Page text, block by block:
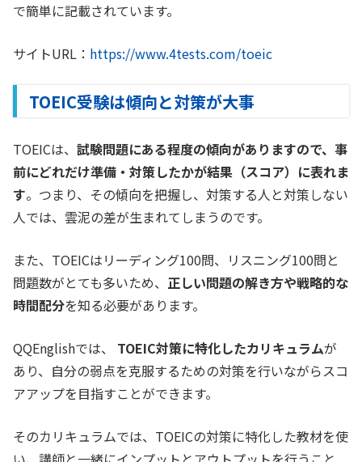
で簡単に記載されています。
サイトURL： https://www.4tests.com/toeic
TOEIC受験は傾向と対策が大事
TOEICは、 試験問題にある程度の傾向がありますので、事
前にどれだけ準備・対策したかが結果（スコア）に表れま
す。つまり、その傾向を把握し、対策する人と対策しない
人では、雲泥の差が生まれてしまうのです。
また、TOEICはリーディング100問、リスニング100問と
問題数がとても多いため、 正しい問題の解き方や戦略的な
時間配分を知る必要があります。
QQEnglishでは、 TOEIC対策に特化したカリキュラムが
あり、自分の弱点を克服するための対策を行いながらスコ
アアップを目指すことができます。
そのカリキュラムでは、TOEICの対策に特化した教材を使